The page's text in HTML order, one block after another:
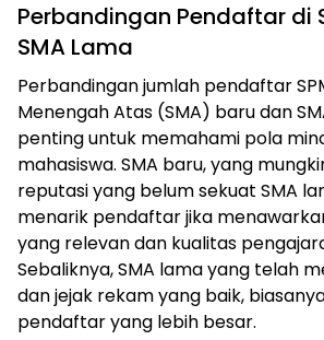
Perbandingan Pendaftar di
SMA Lama
Perbandingan jumlah pendaftar
Menengah Atas (SMA) baru dan
penting untuk memahami pola
mahasiswa. SMA baru, yang
reputasi yang belum sekuat SMA
menarik pendaftar jika
yang relevan dan kualitas
Sebaliknya, SMA lama yang telah
dan jejak rekam yang baik,
pendaftar yang lebih besar.